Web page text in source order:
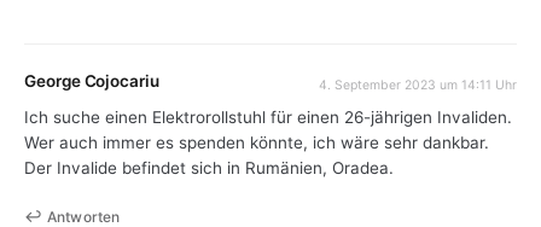
George Cojocariu 4. September 2023 um 14:11 Uhr
Ich suche einen Elektrorollstuhl für einen 26-jährigen Invaliden.
Wer auch immer es spenden könnte, ich wäre sehr dankbar.
Der Invalide befindet sich in Rumänien, Oradea.
Antworten